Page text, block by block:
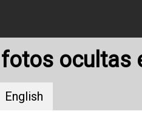
ocultas
English